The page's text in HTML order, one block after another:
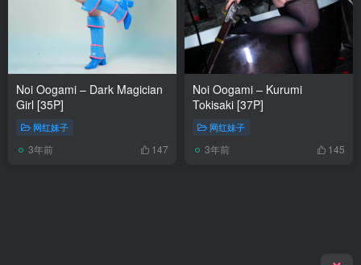
Noi Oogami – Dark Magician
Girl [35P]
网红妹子
3年前 147
Noi Oogami – Kurumi
Tokisaki [37P]
网红妹子
3年前 145